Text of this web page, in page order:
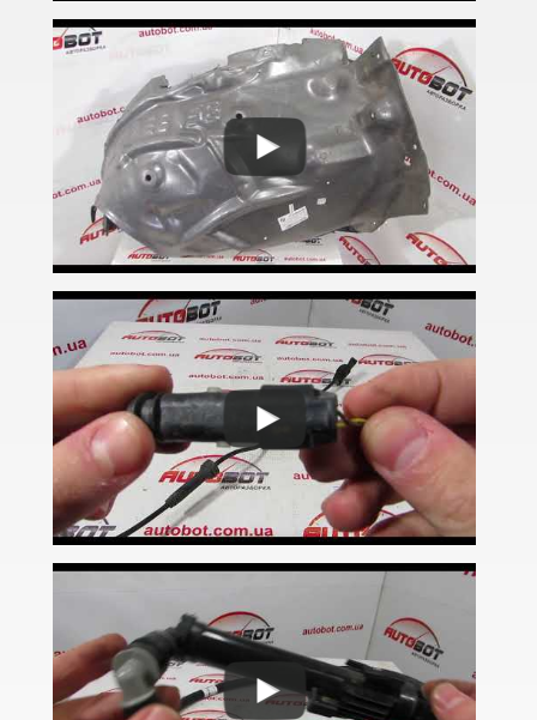
M4 F82/F83
5 Series E39
M5 E39
5 Series E60
5 Series E61
M5 E60/E61
5 Series F07 GT
5 Series F10
M5 F10
5 Series F11
5 Series G30/G31
5 Series G60/G61 mHEV
5 Series i5 (G60E/G61E/G68E)
M5 F90